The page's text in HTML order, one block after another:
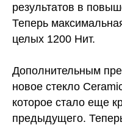
результатов в
Теперь
целых 1200 Нит.
Дополнительным
новое стекло
которое стало еще
предыдущего.